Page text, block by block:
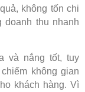
không tốn chi
doanh thu nhanh
và nắng tốt, tuy
không gian
khách hàng. Vì